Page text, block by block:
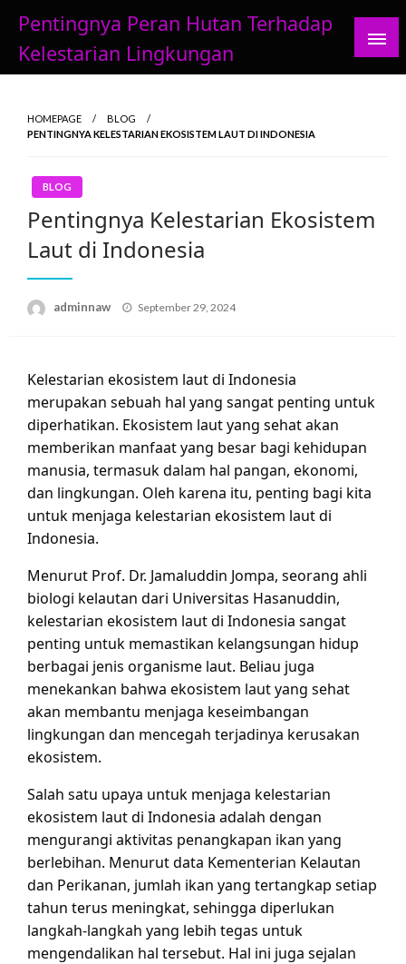
content
Pentingnya Peran Hutan Terhadap
Kelestarian Lingkungan
HOMEPAGE
BLOG
PENTINGNYA KELESTARIAN EKOSISTEM LAUT DI INDONESIA
BLOG
Pentingnya Kelestarian Ekosistem
Laut di Indonesia
adminnaw
Posted
September 29, 2024
Kelestarian ekosistem laut di Indonesia
merupakan sebuah hal yang sangat penting untuk
diperhatikan. Ekosistem laut yang sehat akan
memberikan manfaat yang besar bagi kehidupan
manusia, termasuk dalam hal pangan, ekonomi,
dan lingkungan. Oleh karena itu, penting bagi kita
untuk menjaga kelestarian ekosistem laut di
Indonesia.
Menurut Prof. Dr. Jamaluddin Jompa, seorang ahli
biologi kelautan dari Universitas Hasanuddin,
kelestarian ekosistem laut di Indonesia sangat
penting untuk memastikan kelangsungan hidup
berbagai jenis organisme laut. Beliau juga
menekankan bahwa ekosistem laut yang sehat
akan membantu menjaga keseimbangan
lingkungan dan mencegah terjadinya kerusakan
ekosistem.
Salah satu upaya untuk menjaga kelestarian
ekosistem laut di Indonesia adalah dengan
mengurangi aktivitas penangkapan ikan yang
berlebihan. Menurut data Kementerian Kelautan
dan Perikanan, jumlah ikan yang tertangkap setiap
tahun terus meningkat, sehingga diperlukan
langkah-langkah yang lebih tegas untuk
mengendalikan hal tersebut. Hal ini juga sejalan